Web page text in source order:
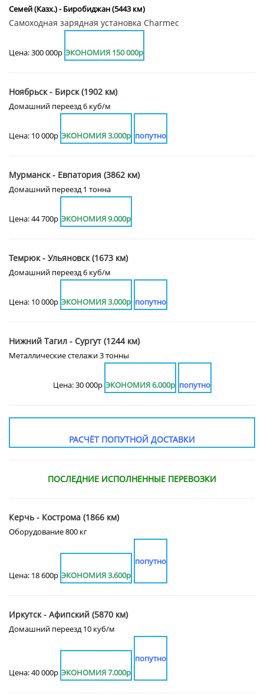
Семей (Казх.) - Биробиджан (5443 км)
Самоходная зарядная установка Charmec
Цена: 300 000р ЭКОНОМИЯ 150 000р
Ноябрьск - Бирск (1902 км)
Домашний переезд 6 куб/м
Цена: 10 000р ЭКОНОМИЯ 3.000р попутно
Мурманск - Евпатория (3862 км)
Домашний переезд 1 тонна
Цена: 44 700р ЭКОНОМИЯ 9.000р
Темрюк - Ульяновск (1673 км)
Домашний переезд 6 куб/м
Цена: 10 000р ЭКОНОМИЯ 3.000р попутно
Нижний Тагил - Сургут (1244 км)
Металлические стелажи 3 тонны
Цена: 30 000р ЭКОНОМИЯ 6.000р попутно
РАСЧЁТ ПОПУТНОЙ ДОСТАВКИ
ПОСЛЕДНИЕ ИСПОЛНЕННЫЕ ПЕРЕВОЗКИ
Керчь - Кострома (1866 км)
Оборудование 800 кг
Цена: 18 600р ЭКОНОМИЯ 3.600р
попутно
Иркутск - Афипский (5870 км)
Домашний переезд 10 куб/м
Цена: 40 000р ЭКОНОМИЯ 7.000р
попутно